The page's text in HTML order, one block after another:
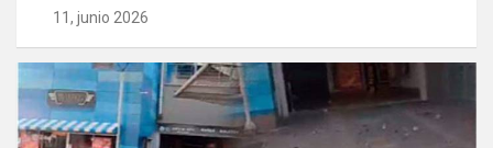
11, junio 2026